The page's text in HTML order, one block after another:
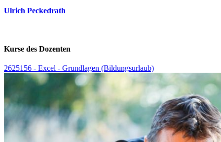
Ulrich Peckedrath
Kurse des Dozenten
2625156 - Excel - Grundlagen (Bildungsurlaub)